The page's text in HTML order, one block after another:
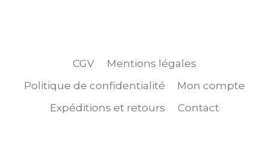
CGV
Mentions légales
Politique de confidentialité
Mon compte
Expéditions et retours
Contact